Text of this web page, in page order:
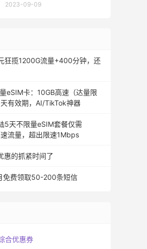
2023-09-09
狂揽1200G流量+400分钟，还
eSIM卡：10GB高速（达量限
有效期，AI/TikTok神器
5天不限量eSIM套餐仅需
流量，超出限速1Mbps
惠的抓紧时间了
免费领取50-200条短信
合优惠券